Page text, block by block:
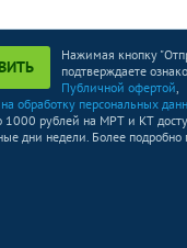
Без контраста
3700 р.
Нажимая кнопку
подтверждаете
Публичной офертой,
обработку персональных
1000 рублей на МРТ и КТ
дни недели. Более